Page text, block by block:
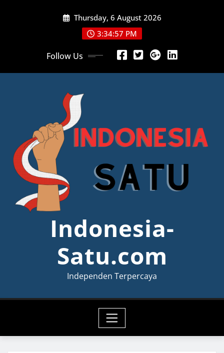
Thursday, 6 August 2026
3:34:59 PM
Follow Us
Indonesia-
Satu.com
Independen Terpercaya